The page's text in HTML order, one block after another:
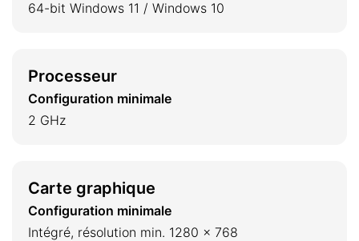
64-bit Windows 11 / Windows 10
Processeur
Configuration minimale
2 GHz
Carte graphique
Configuration minimale
Intégré, résolution min. 1280 x 768